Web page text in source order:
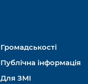
Громадськості
Публічна інформація
Для ЗМІ